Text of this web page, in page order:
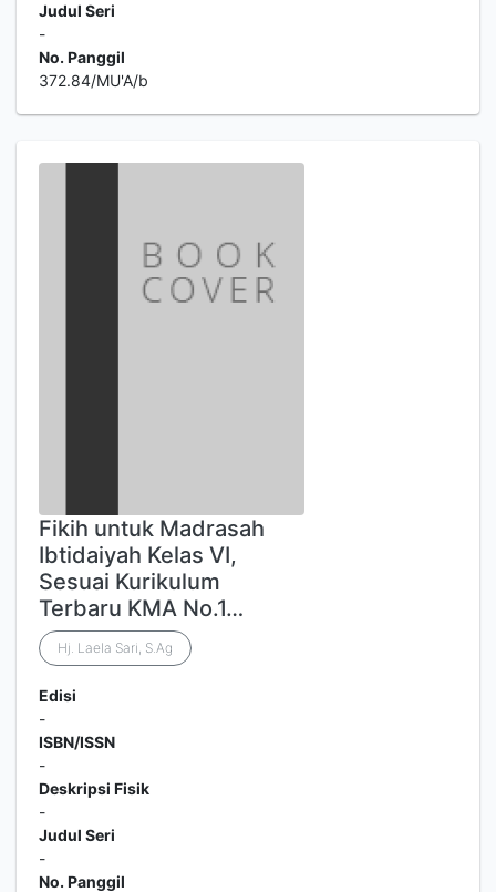
Judul Seri
-
No. Panggil
372.84/MU'A/b
Fikih untuk Madrasah
Ibtidaiyah Kelas VI,
Sesuai Kurikulum
Terbaru KMA No.1…
Hj. Laela Sari, S.Ag
Edisi
-
ISBN/ISSN
-
Deskripsi Fisik
-
Judul Seri
-
No. Panggil